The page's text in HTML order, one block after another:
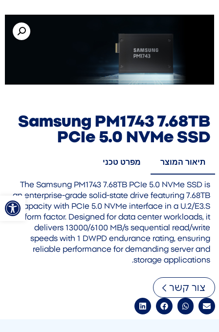
פתח
Samsung PM1743 7.68TB
PCIe 5.0 NVMe SSD
תיאור המוצר מפרט טכני
The Samsung PM1743 7.68TB PCIe 5.0 NVMe SSD is
an enterprise-grade solid-state drive featuring 7.68TB
capacity with PCIe 5.0 NVMe interface in a U.2/E3.S
form factor. Designed for data center workloads, it
delivers 13000/6100 MB/s sequential read/write
speeds with 1 DWPD endurance rating, ensuring
reliable performance for demanding server and
storage applications.
צור קשר